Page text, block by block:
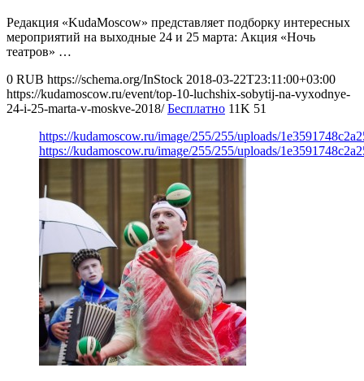
Редакция «KudaMoscow» представляет подборку интересных
мероприятий на выходные 24 и 25 марта: Акция «Ночь
театров» …
0 RUB https://schema.org/InStock 2018-03-22T23:11:00+03:00
https://kudamoscow.ru/event/top-10-luchshix-sobytij-na-vyxodnye-
24-i-25-marta-v-moskve-2018/ Бесплатно 11K 51
https://kudamoscow.ru/image/255/255/uploads/
https://kudamoscow.ru/image/255/255/uploads/